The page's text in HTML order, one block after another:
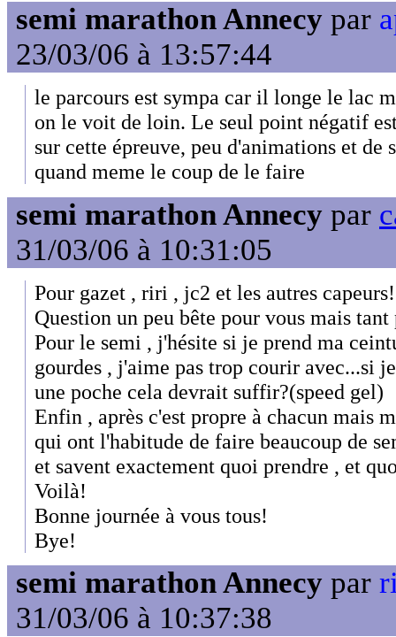
semi marathon Annecy par
23/03/06 à 13:57:44
le parcours est sympa car il longe le lac
on le voit de loin. Le seul point négatif
sur cette épreuve, peu d'animations et de
quand meme le coup de le faire
semi marathon Annecy par
31/03/06 à 10:31:05
Pour gazet , riri , jc2 et les autres capeurs!
Question un peu bête pour vous mais
Pour le semi , j'hésite si je prend ma
gourdes , j'aime pas trop courir avec...si
une poche cela devrait suffir?(speed gel)
Enfin , après c'est propre à chacun mais
qui ont l'habitude de faire beaucoup de
et savent exactement quoi prendre , et
Voilà!
Bonne journée à vous tous!
Bye!
semi marathon Annecy par
31/03/06 à 10:37:38